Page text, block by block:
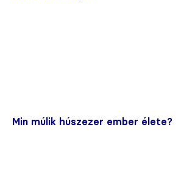
Min múlik húszezer ember élete?